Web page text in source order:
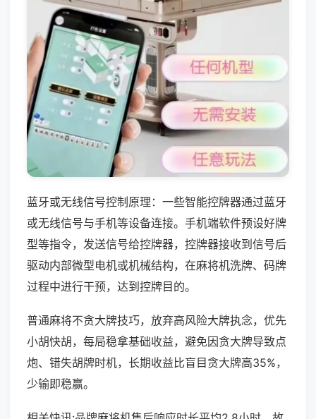
蓝牙或无线信号控制原理：一些智能控牌器通过蓝牙
或无线信号与手机等设备连接。手机端软件预设好牌
型等指令，发送信号给控牌器，控牌器接收到信号后
驱动内部微型电机或机械结构，在麻将机洗牌、码牌
过程中进行干预，达到控牌目的。
普通麻将不贪大牌技巧，放弃高风险大牌执念，优先
小胡快胡，每局稳拿基础收益，避免因贪大牌导致点
炮、错失胡牌时机，长期收益比盲目贪大牌高35%，
少输即稳赢。